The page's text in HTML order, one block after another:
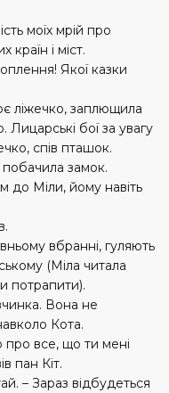
моїх мрій про
і міст.
Якої казки
ліжечко, заплющила
бої за увагу
спів пташок.
замок.
до Міли, йому навіть
вбранні, гуляють
(Міла читала
потрапити).
Вона не
Кота.
про все, що ти мені
пан Кіт.
– Зараз відбудеться